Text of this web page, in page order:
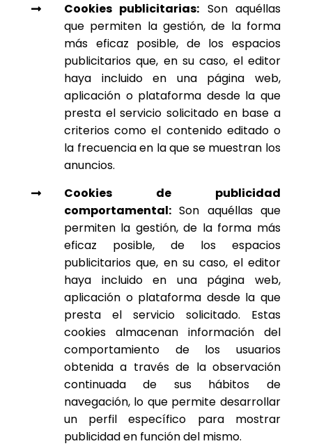
 Cookies publicitarias: Son aquéllas
que permiten la gestión, de la forma
más eficaz posible, de los espacios
publicitarios que, en su caso, el editor
haya incluido en una página web,
aplicación o plataforma desde la que
presta el servicio solicitado en base a
criterios como el contenido editado o
la frecuencia en la que se muestran los
anuncios.

Cookies de publicidad
comportamental:Son aquéllas que
permiten la gestión, de la forma más
eficaz posible, de los espacios
publicitarios que, en su caso, el editor
haya incluido en una página web,
aplicación o plataforma desde la que
presta el servicio solicitado. Estas
cookies almacenan información del
comportamiento de los usuarios
obtenida a través de la observación
continuada de sus hábitos de
navegación, lo que permite desarrollar
un perfil específico para mostrar
publicidad en función del mismo.